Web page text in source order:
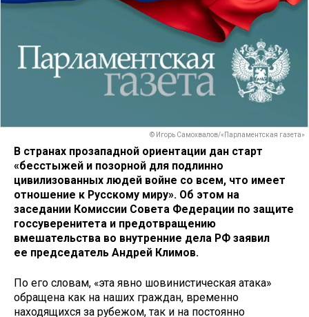
© Игорь Самохвалов/«Парламентская газета»
В странах прозападной ориентации дан старт
«бесстыжей и позорной для подлинно
цивилизованных людей войне со всем, что имеет
отношение к Русскому миру». Об этом на
заседании Комиссии Совета Федерации по защите
госсуверенитета и предотвращению
вмешательства во внутренние дела РФ заявил
ее председатель Андрей Климов.
По его словам, «эта явно шовинистическая атака»
обращена как на наших граждан, временно
находящихся за рубежом, так и на постоянно